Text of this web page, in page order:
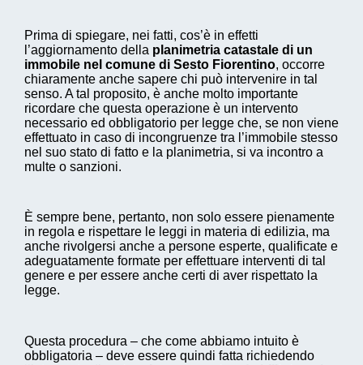
Prima di spiegare, nei fatti, cos’è in effetti
l’aggiornamento della planimetria catastale di un
immobile nel comune di Sesto Fiorentino, occorre
chiaramente anche sapere chi può intervenire in tal
senso. A tal proposito, è anche molto importante
ricordare che questa operazione è un intervento
necessario ed obbligatorio per legge che, se non viene
effettuato in caso di incongruenze tra l’immobile stesso
nel suo stato di fatto e la planimetria, si va incontro a
multe o sanzioni.
È sempre bene, pertanto, non solo essere pienamente
in regola e rispettare le leggi in materia di edilizia, ma
anche rivolgersi anche a persone esperte, qualificate e
adeguatamente formate per effettuare interventi di tal
genere e per essere anche certi di aver rispettato la
legge.
Questa procedura – che come abbiamo intuito è
obbligatoria – deve essere quindi fatta richiedendo